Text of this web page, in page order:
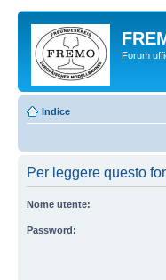
Forum
Indice
Per leggere questo
Nome utente:
Password: